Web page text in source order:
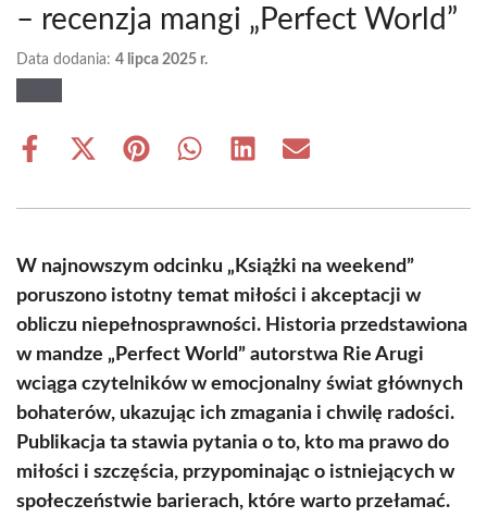
– recenzja mangi „Perfect World”
Data dodania: 4 lipca 2025 r.
Share
Share
(Twitter)
Share Share Share Share
W najnowszym odcinku „Książki na weekend”
poruszono istotny temat miłości i akceptacji w
obliczu niepełnosprawności. Historia przedstawiona
w mandze „Perfect World” autorstwa Rie Arugi
wciąga czytelników w emocjonalny świat głównych
bohaterów, ukazując ich zmagania i chwilę radości.
Publikacja ta stawia pytania o to, kto ma prawo do
miłości i szczęścia, przypominając o istniejących w
społeczeństwie barierach, które warto przełamać.